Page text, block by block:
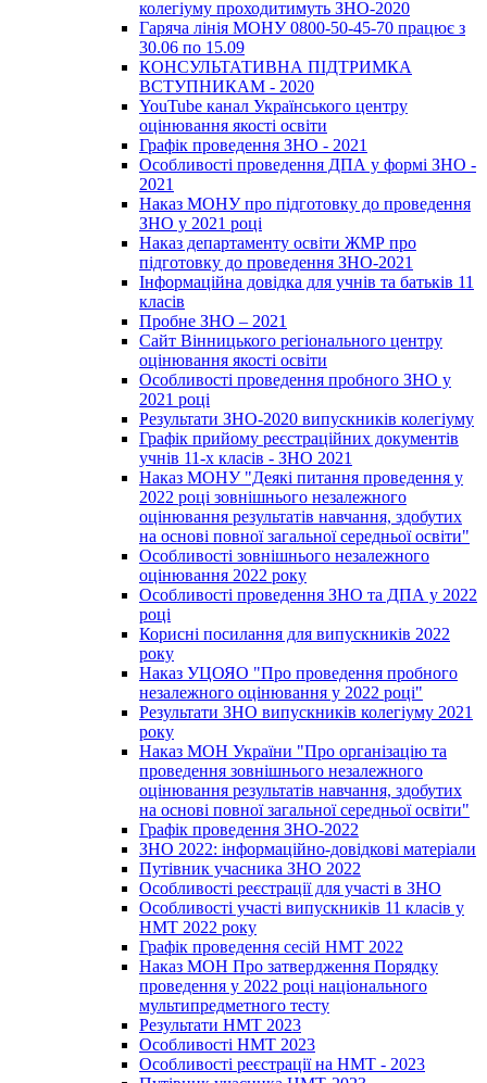
колегіуму проходитимуть ЗНО-2020
Гаряча лінія МОНУ 0800-50-45-70 працює з
30.06 по 15.09
КОНСУЛЬТАТИВНА ПІДТРИМКА
ВСТУПНИКАМ - 2020
YouTube канал Українського центру
оцінювання якості освіти
Графік проведення ЗНО - 2021
Особливості проведення ДПА у формі ЗНО -
2021
Наказ МОНУ про підготовку до проведення
ЗНО у 2021 році
Наказ департаменту освіти ЖМР про
підготовку до проведення ЗНО-2021
Інформаційна довідка для учнів та батьків 11
класів
Пробне ЗНО – 2021
Сайт Вінницького регіонального центру
оцінювання якості освіти
Особливості проведення пробного ЗНО у
2021 році
Результати ЗНО-2020 випускників колегіуму
Графік прийому реєстраційних документів
учнів 11-х класів - ЗНО 2021
Наказ МОНУ "Деякі питання проведення у
2022 році зовнішнього незалежного
оцінювання результатів навчання, здобутих
на основі повної загальної середньої освіти"
Особливості зовнішнього незалежного
оцінювання 2022 року
Особливості проведення ЗНО та ДПА у 2022
році
Корисні посилання для випускників 2022
року
Наказ УЦОЯО "Про проведення пробного
незалежного оцінювання у 2022 році"
Результати ЗНО випускників колегіуму 2021
року
Наказ МОН України "Про організацію та
проведення зовнішнього незалежного
оцінювання результатів навчання, здобутих
на основі повної загальної середньої освіти"
Графік проведення ЗНО-2022
ЗНО 2022: інформаційно-довідкові матеріали
Путівник учасника ЗНО 2022
Особливості реєстрації для участі в ЗНО
Особливості участі випускників 11 класів у
НМТ 2022 року
Графік проведення сесій НМТ 2022
Наказ МОН Про затвердження Порядку
проведення у 2022 році національного
мультипредметного тесту
Результати НМТ 2023
Особливості НМТ 2023
Особливості реєстрації на НМТ - 2023